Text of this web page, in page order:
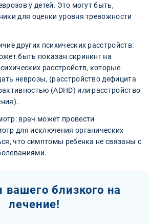
у детей. Это могут быть,
для оценки уровня тревожности
других психических расстройств:
быть показан скрининг на
расстройств, которые
неврозы, (расстройство дефицита
(ADHD) или расстройство
врач может провести
для исключения органических
что симптомы ребенка не связаны с
вашего близкого на
лечение!